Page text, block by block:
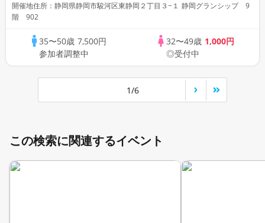
開催地住所：静岡県静岡市駿河区東静岡２丁目３−１ 静岡グランシップ 9
階 902
35〜50歳 7,500円
参加者調整中
32〜49歳 1,000円
◎受付中
1/6
この検索に関連するイベント